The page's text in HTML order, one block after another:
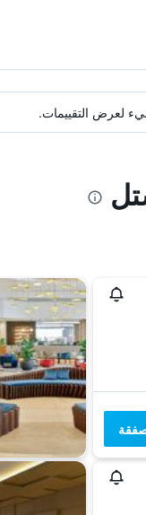
لعرض التقييمات.